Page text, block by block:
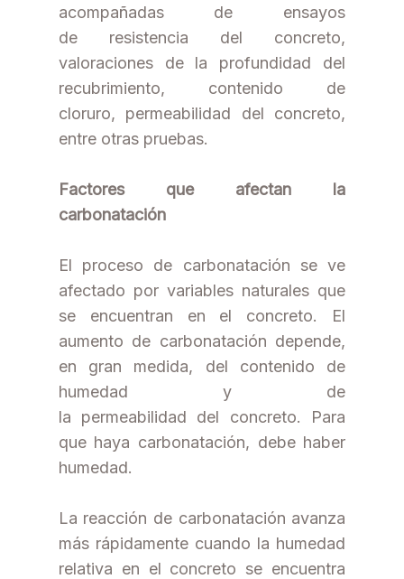
acompañadas de ensayos
de resistencia del concreto,
valoraciones de la profundidad del
recubrimiento, contenido de
cloruro, permeabilidad del concreto,
entre otras pruebas.
Factores que afectan la
carbonatación
El proceso de carbonatación se ve
afectado por variables naturales que
se encuentran en el concreto. El
aumento de carbonatación depende,
en gran medida, del contenido de
humedad y de
la permeabilidad del concreto. Para
que haya carbonatación, debe haber
humedad.
La reacción de carbonatación avanza
más rápidamente cuando la humedad
relativa en el concreto se encuentra